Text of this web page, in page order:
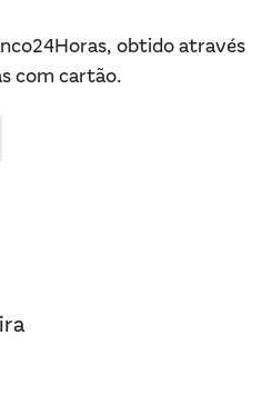
obtido através
com cartão.